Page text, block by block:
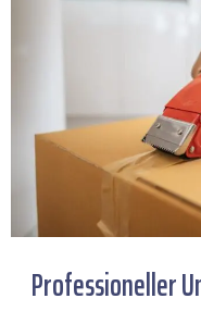
Professioneller